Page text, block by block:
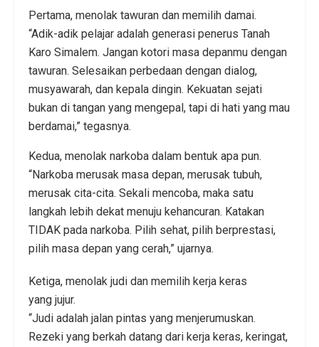
Pertama, menolak tawuran dan memilih damai.
“Adik-adik pelajar adalah generasi penerus Tanah
Karo Simalem. Jangan kotori masa depanmu dengan
tawuran. Selesaikan perbedaan dengan dialog,
musyawarah, dan kepala dingin. Kekuatan sejati
bukan di tangan yang mengepal, tapi di hati yang mau
berdamai,” tegasnya.
Kedua, menolak narkoba dalam bentuk apa pun.
“Narkoba merusak masa depan, merusak tubuh,
merusak cita-cita. Sekali mencoba, maka satu
langkah lebih dekat menuju kehancuran. Katakan
TIDAK pada narkoba. Pilih sehat, pilih berprestasi,
pilih masa depan yang cerah,” ujarnya.
Ketiga, menolak judi dan memilih kerja keras
yang jujur.
“Judi adalah jalan pintas yang menjerumuskan.
Rezeki yang berkah datang dari kerja keras, keringat,